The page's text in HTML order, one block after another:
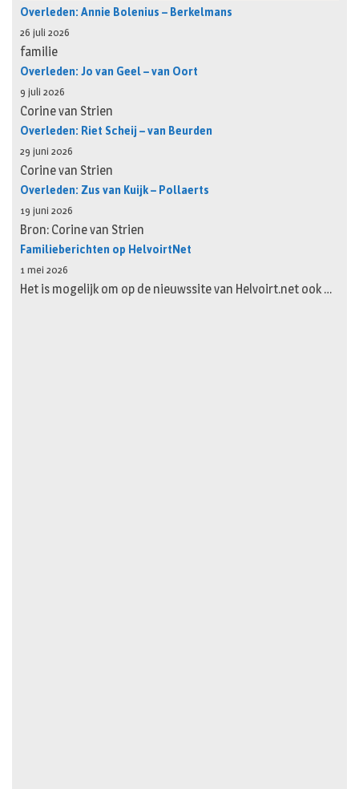
Overleden: Annie Bolenius – Berkelmans
26 juli 2026
familie
Overleden: Jo van Geel – van Oort
9 juli 2026
Corine van Strien
Overleden: Riet Scheij – van Beurden
29 juni 2026
Corine van Strien
Overleden: Zus van Kuijk – Pollaerts
19 juni 2026
Bron: Corine van Strien
Familieberichten op HelvoirtNet
1 mei 2026
Het is mogelijk om op de nieuwssite van Helvoirt.net ook …